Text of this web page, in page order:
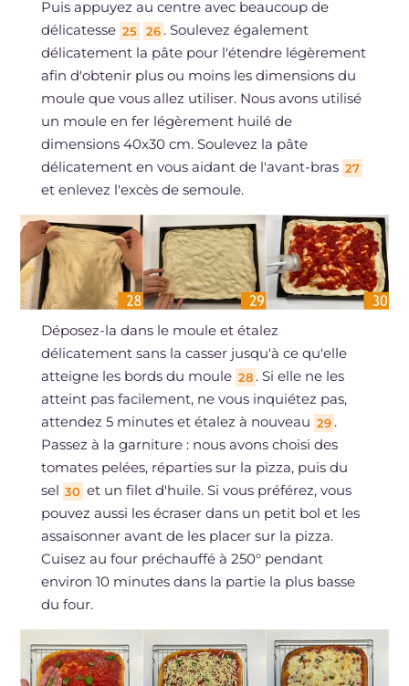
Puis appuyez au centre avec beaucoup de
délicatesse 25 26 . Soulevez également
délicatement la pâte pour l'étendre légèrement
afin d'obtenir plus ou moins les dimensions du
moule que vous allez utiliser. Nous avons utilisé
un moule en fer légèrement huilé de
dimensions 40x30 cm. Soulevez la pâte
délicatement en vous aidant de l'avant-bras 27
et enlevez l'excès de semoule.
Déposez-la dans le moule et étalez
délicatement sans la casser jusqu'à ce qu'elle
atteigne les bords du moule 28 . Si elle ne les
atteint pas facilement, ne vous inquiétez pas,
attendez 5 minutes et étalez à nouveau 29 .
Passez à la garniture : nous avons choisi des
tomates pelées, réparties sur la pizza, puis du
sel 30 et un filet d'huile. Si vous préférez, vous
pouvez aussi les écraser dans un petit bol et les
assaisonner avant de les placer sur la pizza.
Cuisez au four préchauffé à 250° pendant
environ 10 minutes dans la partie la plus basse
du four.